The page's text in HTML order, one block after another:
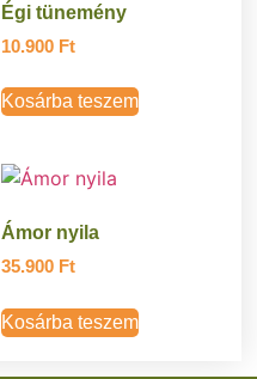
Égi tünemény
10.900 Ft
Kosárba teszem
Ámor nyila
35.900 Ft
Kosárba teszem